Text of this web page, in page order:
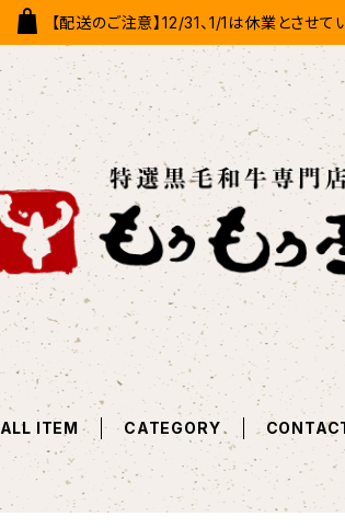
【配送のご注意】12/31、1/1は休業とさせて
ALL ITEM CATEGORY